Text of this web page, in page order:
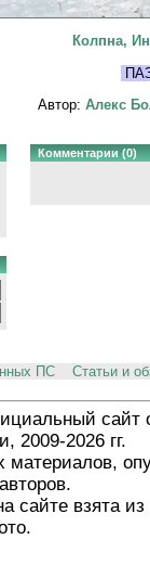
Колпна,
Автор: Алекс
Комментарии (0)
ПС Статьи и
сайт
2009-2026 гг.
взята из